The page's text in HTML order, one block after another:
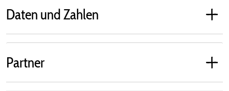
Daten und Zahlen
Partner